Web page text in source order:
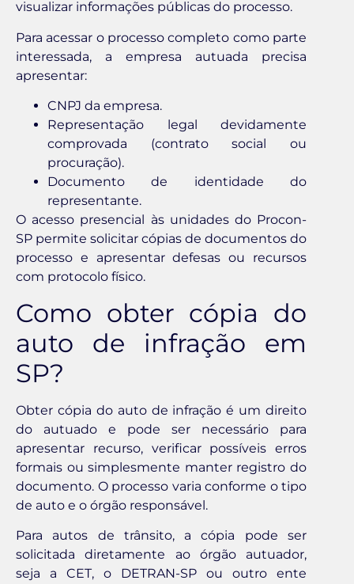
visualizar informações públicas do processo.
Para acessar o processo completo como parte
interessada, a empresa autuada precisa
apresentar:
CNPJ da empresa.
Representação legal devidamente
comprovada (contrato social ou
procuração).
Documento de identidade do
representante.
O acesso presencial às unidades do Procon-
SP permite solicitar cópias de documentos do
processo e apresentar defesas ou recursos
com protocolo físico.
Como obter cópia do
auto de infração em
SP?
Obter cópia do auto de infração é um direito
do autuado e pode ser necessário para
apresentar recurso, verificar possíveis erros
formais ou simplesmente manter registro do
documento. O processo varia conforme o tipo
de auto e o órgão responsável.
Para autos de trânsito, a cópia pode ser
solicitada diretamente ao órgão autuador,
seja a CET, o DETRAN-SP ou outro ente